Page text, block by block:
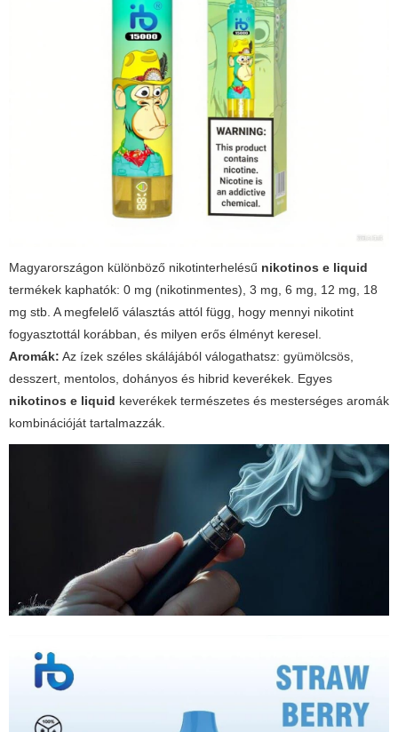
Magyarországon különböző nikotinterhelésű nikotinos e liquid
termékek kaphatók: 0 mg (nikotinmentes), 3 mg, 6 mg, 12 mg, 18
mg stb. A megfelelő választás attól függ, hogy mennyi nikotint
fogyasztottál korábban, és milyen erős élményt keresel.
Aromák: Az ízek széles skálájából válogathatsz: gyümölcsös,
desszert, mentolos, dohányos és hibrid keverékek. Egyes
nikotinos e liquid keverékek természetes és mesterséges aromák
kombinációját tartalmazzák.